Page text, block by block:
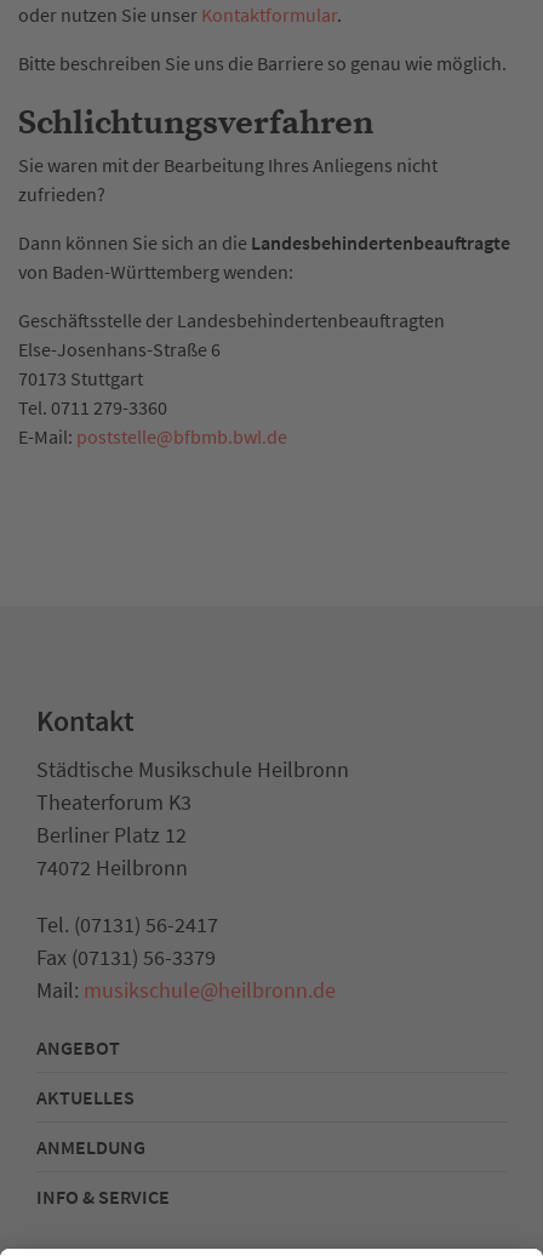
oder nutzen Sie unser Kontaktformular.
Bitte beschreiben Sie uns die Barriere so genau wie möglich.
Schlichtungsverfahren
Sie waren mit der Bearbeitung Ihres Anliegens nicht
zufrieden?
Dann können Sie sich an die Landesbehindertenbeauftragte
von Baden-Württemberg wenden:
Geschäftsstelle der Landesbehindertenbeauftragten
Else-Josenhans-Straße 6
70173 Stuttgart
Tel. 0711 279-3360
E-Mail: poststelle@bfbmb.bwl.de
Kontakt
Städtische Musikschule Heilbronn
Theaterforum K3
Berliner Platz 12
74072 Heilbronn
Tel. (07131) 56-2417
Fax (07131) 56-3379
Mail: musikschule@heilbronn.de
ANGEBOT
AKTUELLES
ANMELDUNG
INFO & SERVICE